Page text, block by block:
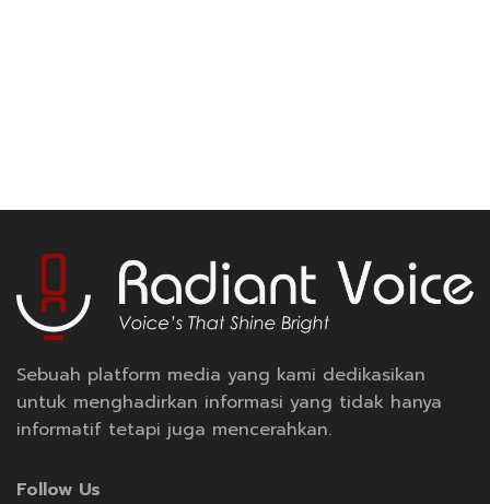
Sebuah platform media yang kami dedikasikan
untuk menghadirkan informasi yang tidak hanya
informatif tetapi juga mencerahkan.
Follow Us